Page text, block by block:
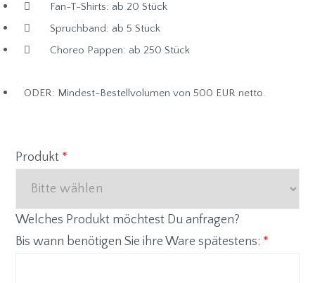
Fan-T-Shirts: ab 20 Stück
Spruchband: ab 5 Stück
Choreo Pappen: ab 250 Stück
ODER: Mindest-Bestellvolumen von 500 EUR netto.
Produkt *
Welches Produkt möchtest Du anfragen?
Bis wann benötigen Sie ihre Ware spätestens: *